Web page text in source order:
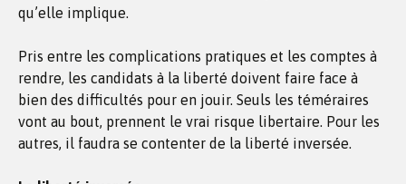
qu’elle implique.
Pris entre les complications pratiques et les comptes à
rendre, les candidats à la liberté doivent faire face à
bien des difficultés pour en jouir. Seuls les téméraires
vont au bout, prennent le vrai risque libertaire. Pour les
autres, il faudra se contenter de la liberté inversée.